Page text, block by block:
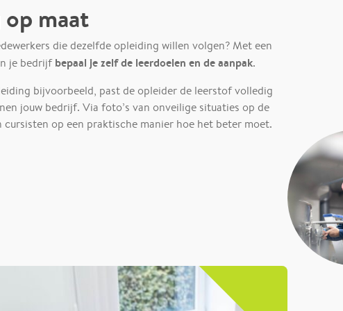
maat
die dezelfde opleiding willen volgen? Met een
je bedrijfbepaal je zelf de leerdoelen en de aanpak.
bijvoorbeeld, past de opleider de leerstof volledig
jouw bedrijf. Via foto’s van onveilige situaties op de
cursisten op een praktische manier hoe het beter moet.